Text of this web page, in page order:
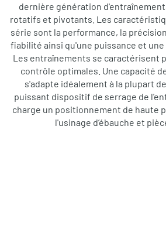
dernière génération
rotatifs et pivotants. Les
série sont la performance, la
fiabilité ainsi qu'une puissance et une
Les entraînements se caractérisent
contrôle optimales. Une capacité
s'adapte idéalement à la plupart
puissant dispositif de serrage de
charge un positionnement de haute
l'usinage d’ébauche et